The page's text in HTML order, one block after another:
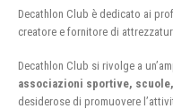
Decathlon Club è dedicato ai
creatore e fornitore di
Decathlon Club si rivolge a
associazioni sportive,
desiderose di promuovere